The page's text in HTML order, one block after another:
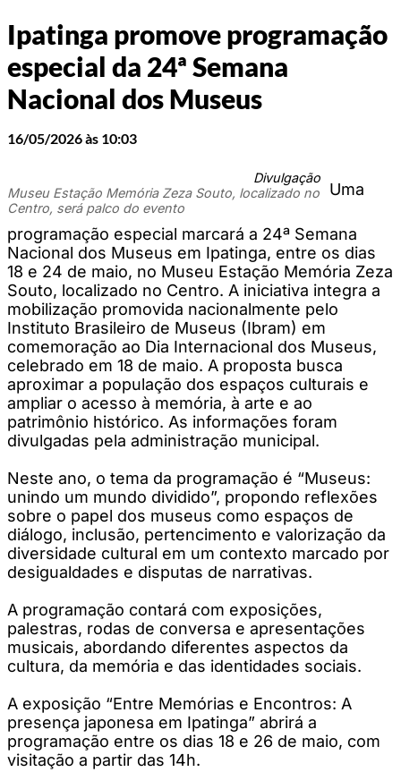
Ipatinga promove programação
especial da 24ª Semana
Nacional dos Museus
16/05/2026 às 10:03
Divulgação
Museu Estação Memória Zeza Souto, localizado no
Centro, será palco do evento
Uma
programação especial marcará a 24ª Semana
Nacional dos Museus em Ipatinga, entre os dias
18 e 24 de maio, no Museu Estação Memória Zeza
Souto, localizado no Centro. A iniciativa integra a
mobilização promovida nacionalmente pelo
Instituto Brasileiro de Museus (Ibram) em
comemoração ao Dia Internacional dos Museus,
celebrado em 18 de maio. A proposta busca
aproximar a população dos espaços culturais e
ampliar o acesso à memória, à arte e ao
patrimônio histórico. As informações foram
divulgadas pela administração municipal.
Neste ano, o tema da programação é “Museus:
unindo um mundo dividido”, propondo reflexões
sobre o papel dos museus como espaços de
diálogo, inclusão, pertencimento e valorização da
diversidade cultural em um contexto marcado por
desigualdades e disputas de narrativas.
A programação contará com exposições,
palestras, rodas de conversa e apresentações
musicais, abordando diferentes aspectos da
cultura, da memória e das identidades sociais.
A exposição “Entre Memórias e Encontros: A
presença japonesa em Ipatinga” abrirá a
programação entre os dias 18 e 26 de maio, com
visitação a partir das 14h.